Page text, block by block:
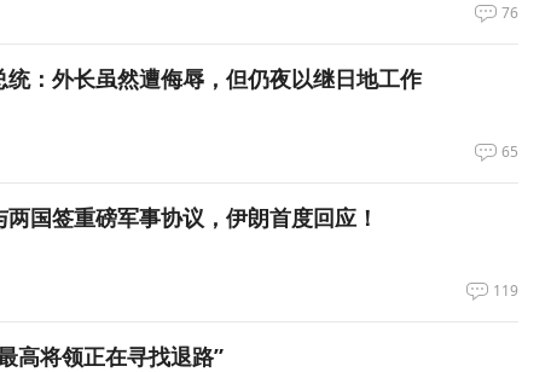
76
统：外长虽然遭侮辱，但仍夜以继日地工作
65
两国签重磅军事协议，伊朗首度回应！
119
高将领正在寻找退路”